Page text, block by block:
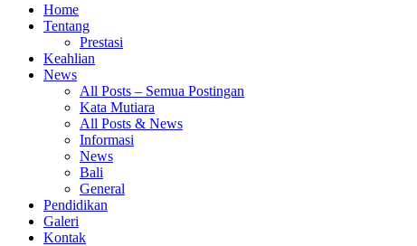
Home
Tentang
Prestasi
Keahlian
News
All Posts – Semua Postingan
Kata Mutiara
All Posts & News
Informasi
News
Bali
General
Pendidikan
Galeri
Kontak